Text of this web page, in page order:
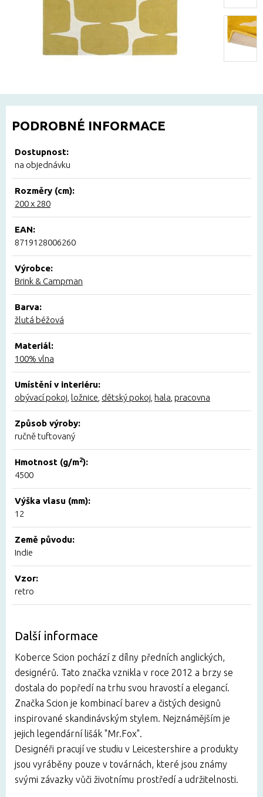
PODROBNÉ INFORMACE
Dostupnost:
na objednávku
Rozměry (cm):
200 x 280
EAN:
8719128006260
Výrobce:
Brink & Campman
Barva:
žlutá béžová
Materiál:
100% vlna
Umístění v interiéru:
obývací pokoj ložnice dětský pokoj hala pracovna
Způsob výroby:
ručně tuftovaný
Hmotnost (g/m2):
4500
Výška vlasu (mm):
12
Země původu:
Indie
Vzor:
retro
Další informace
Koberce Scion pochází z dílny předních anglických,
designérů. Tato značka vznikla v roce 2012 a brzy se
dostala do popředí na trhu svou hravostí a elegancí.
Značka Scion je kombinací barev a čistých designů
inspirované skandinávským stylem. Nejznámějším je
jejich legendární lišák "Mr.Fox".
Designéři pracují ve studiu v Leicestershire a produkty
jsou vyráběny pouze v továrnách, které jsou známy
svými závazky vůči životnímu prostředí a udržitelnosti.